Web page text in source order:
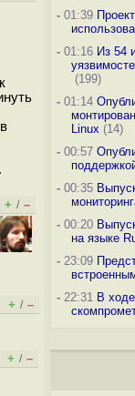
+ / –
+ / –
+ / –
-01:39
-01:16 Из 54
(199)
-01:14
Linux (14)
-00:57
-00:35
-00:20
на языке
-23:09
-22:31 В